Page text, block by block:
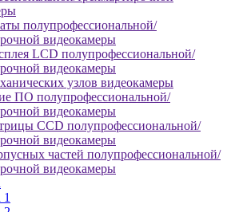
полупрофессиональной/
видеокамеры
LCD полупрофессиональной/
видеокамеры
узлов видеокамеры
ПО полупрофессиональной/
видеокамеры
CCD полупрофессиональной/
видеокамеры
частей полупрофессиональной/
видеокамеры